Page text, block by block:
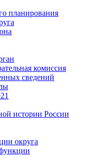
планирования
комиссия
сведений
истории России
округа